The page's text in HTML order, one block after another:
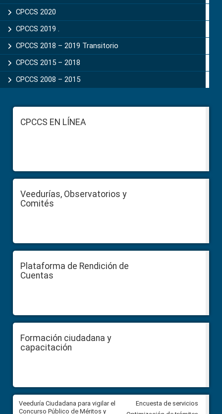
CPCCS 2020
CPCCS 2019 .
CPCCS 2018 – 2019 Transitorio
CPCCS 2015 – 2018
CPCCS 2008 – 2015
FooterCPCCS EN LÍNEA
Veedurías, Observatorios y
Comités
Plataforma de Rendición de
Cuentas
Formación ciudadana y
capacitación
Veeduría Ciudadana para vigilar el
Concurso Público de Méritos y
Veeduría Ciudadana para
construcción del asfaltado de
Encuesta de servicios